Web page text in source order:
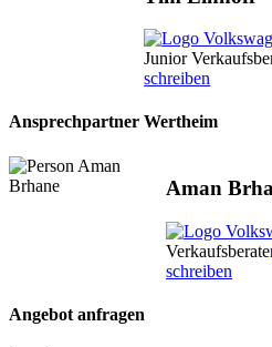
Junior
schreiben
Ansprechpartner Wertheim
Aman
schreiben
Angebot anfragen